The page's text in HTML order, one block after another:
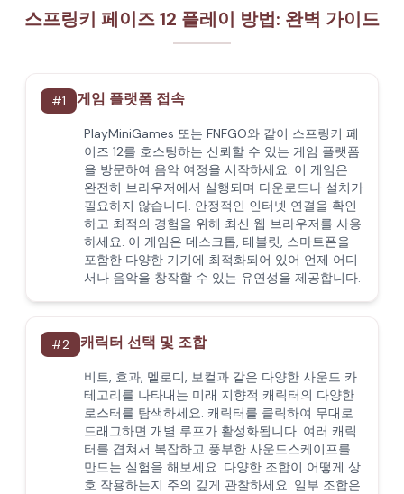
스프링키 페이즈 12 플레이 방법: 완벽 가이드
#1 게임 플랫폼 접속
PlayMiniGames 또는 FNFGO와 같이 스프링키 페
이즈 12를 호스팅하는 신뢰할 수 있는 게임 플랫폼
을 방문하여 음악 여정을 시작하세요. 이 게임은
완전히 브라우저에서 실행되며 다운로드나 설치가
필요하지 않습니다. 안정적인 인터넷 연결을 확인
하고 최적의 경험을 위해 최신 웹 브라우저를 사용
하세요. 이 게임은 데스크톱, 태블릿, 스마트폰을
포함한 다양한 기기에 최적화되어 있어 언제 어디
서나 음악을 창작할 수 있는 유연성을 제공합니다.
#2 캐릭터 선택 및 조합
비트, 효과, 멜로디, 보컬과 같은 다양한 사운드 카
테고리를 나타내는 미래 지향적 캐릭터의 다양한
로스터를 탐색하세요. 캐릭터를 클릭하여 무대로
드래그하면 개별 루프가 활성화됩니다. 여러 캐릭
터를 겹쳐서 복잡하고 풍부한 사운드스케이프를
만드는 실험을 해보세요. 다양한 조합이 어떻게 상
호 작용하는지 주의 깊게 관찰하세요. 일부 조합은